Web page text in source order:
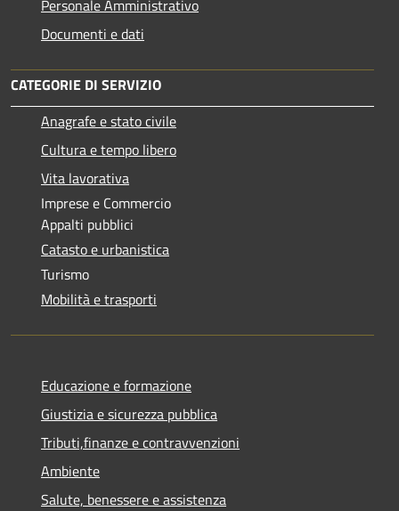
Personale Amministrativo
Documenti e dati
CATEGORIE DI SERVIZIO
Anagrafe e stato civile
Cultura e tempo libero
Vita lavorativa
Imprese e Commercio
Appalti pubblici
Catasto e urbanistica
Turismo
Mobilità e trasporti
Educazione e formazione
Giustizia e sicurezza pubblica
Tributi,finanze e contravvenzioni
Ambiente
Salute, benessere e assistenza